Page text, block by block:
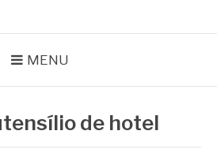
MENU
de hotel